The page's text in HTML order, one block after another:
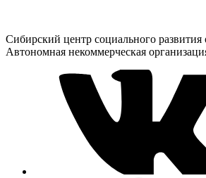
Сибирский центр социального развития
Автономная некоммерческая